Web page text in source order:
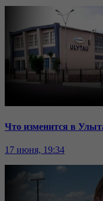
Что изменится в
17 июня, 19:34